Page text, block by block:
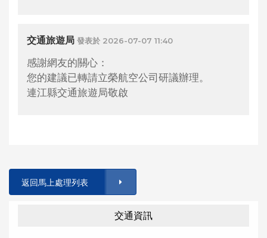
交通旅遊局 發表於 2026-07-07 11:40
感謝網友的關心：
您的建議已轉請立榮航空公司研議辦理。
連江縣交通旅遊局敬啟
返回馬上處理列表
交通資訊